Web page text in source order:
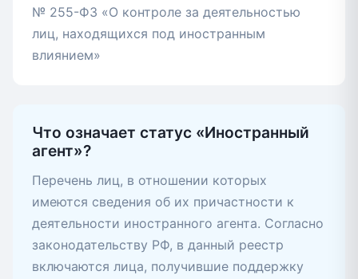
№ 255-ФЗ «О контроле за деятельностью
лиц, находящихся под иностранным
влиянием»
Что означает статус «Иностранный
агент»?
Перечень лиц, в отношении которых
имеются сведения об их причастности к
деятельности иностранного агента. Согласно
законодательству РФ, в данный реестр
включаются лица, получившие поддержку